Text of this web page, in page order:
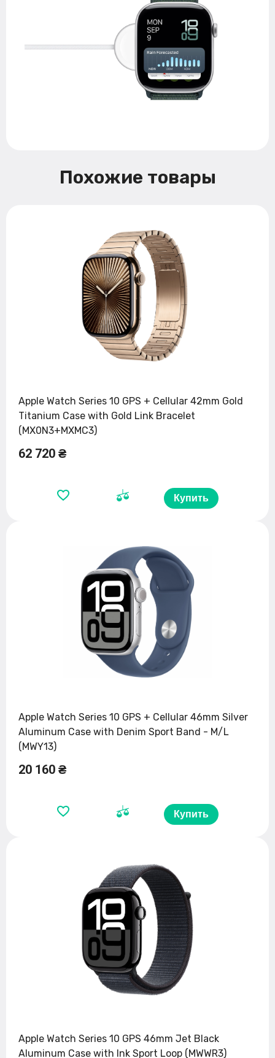
Похожие товары
Apple Watch Series 10 GPS + Cellular 42mm Gold
Titanium Case with Gold Link Bracelet
(MX0N3+MXMC3)
62 720 ₴
Купить
Apple Watch Series 10 GPS + Cellular 46mm Silver
Aluminum Case with Denim Sport Band - M/L
(MWY13)
20 160 ₴
Купить
Apple Watch Series 10 GPS 46mm Jet Black
Aluminum Case with Ink Sport Loop (MWWR3)